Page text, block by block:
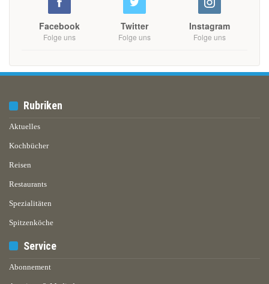
Facebook
Folge uns
Twitter
Folge uns
Instagram
Folge uns
Rubriken
Aktuelles
Kochbücher
Reisen
Restaurants
Spezialitäten
Spitzenköche
Service
Abonnement